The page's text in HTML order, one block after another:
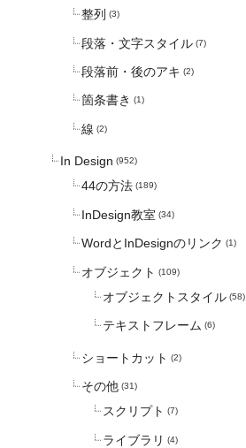
整列 (3)
段落・文字スタイル (7)
段落前・後のアキ (2)
箇条書き (1)
線 (2)
In Design (952)
44の方法 (189)
InDesign教室 (34)
WordとInDesignのリンク (1)
オブジェクト (109)
オブジェクトスタイル (58)
テキストフレーム (6)
ショートカット (2)
その他 (31)
スクリプト (7)
ライブラリ (4)